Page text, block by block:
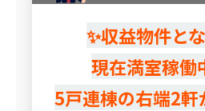
✨収益物件と
現在満室稼
5戸連棟の右端2軒